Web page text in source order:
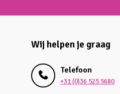
Wij helpen je graag
Telefoon
+31 (0)36 525 5680